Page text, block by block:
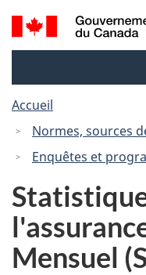
Recherche
et
Accueil
Normes, sources
Enquêtes et
Mensuel